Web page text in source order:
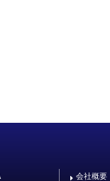
会社概要